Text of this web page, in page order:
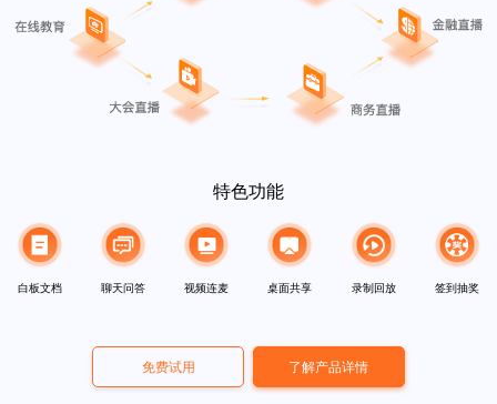
特色功能
白板文档 聊天问答 视频连麦 桌面共享 录制回放 签到抽奖
免费试用 了解产品详情